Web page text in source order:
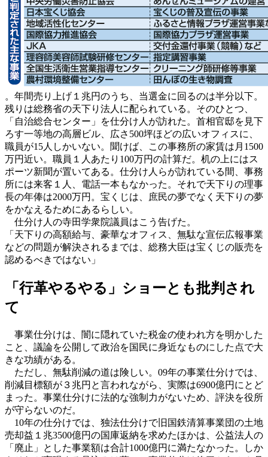
。年間売り上げ１兆円のうち、当選金に回るのは半分以下。
残りは総務省の天下り法人に配られている。そのひとつ、
「自治総合センター」を仕分け人が訪れた。首相官邸を見下
ろす一等地の高層ビル、広さ500坪ほどの広いオフィスに、
職員が15人しかいない。聞けば、この事務所の家賃は月1500
万円近い。職員１人あたり100万円の計算だ。机の上にはス
ポーツ新聞が置いてある。仕分け人らが訪れている間、事務
所には来客１人、電話一本もなかった。それで天下りの理事
長の年俸は2000万円。宝くじは、庶民の夢でなく天下りの夢
をかなえるためにあるらしい。
仕分け人の寺田学衆院議員はこう告げた。
「天下りの高額給与、豪華なオフィス、無駄な宣伝広報事業
などの問題が解決されるまでは、総務大臣は宝くじの販売を
認めるべきではない」
「行革やるやる」ショーとも批判され
て
事業仕分けは、闇に隠れていた税金の使われ方を明かした
こと、議論を公開して政治を国民に身近なものにした点で大
きな功績がある。
ただし、無駄削減の道は険しい。09年の事業仕分けでは、
削減目標額が３兆円と言われながら、実際は6900億円にとど
まった。事業仕分けに法的な強制力がないため、評決を役所
が守らないのだ。
10年の仕分けでは、独法仕分けで旧国鉄清算事業団の土地
売却益１兆3500億円の国庫返納を求めたほかは、公益法人の
「廃止」とした事業額は合計1000億円に満たなかった。しか